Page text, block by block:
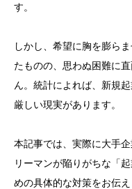
す。
しかし、希望に胸を膨ら
たものの、思わぬ困難に
ん。統計によれば、新規
厳しい現実があります。
本記事では、実際に大手
リーマンが陥りがちな「
めの具体的な対策をお伝